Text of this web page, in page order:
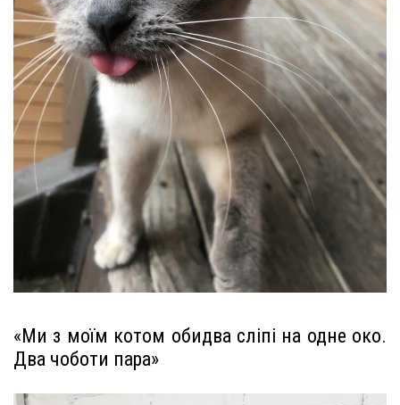
«Ми з моїм котом обидва сліпі на одне око.
Два чоботи пара»